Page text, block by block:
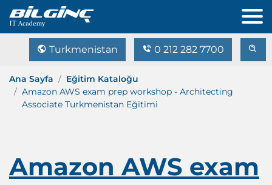
Turkmenistan 0 212 282 7700
Ana Sayfa
Eğitim Kataloğu
Amazon AWS exam prep workshop - Architecting
Associate Turkmenistan Eğitimi
Amazon AWS exam